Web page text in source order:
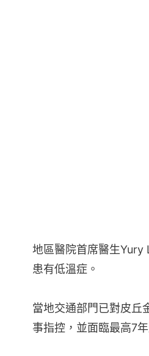
地區醫院首席醫生Yury
患有低溫症。
當地交通部門已對皮丘
事指控，並面臨最高7